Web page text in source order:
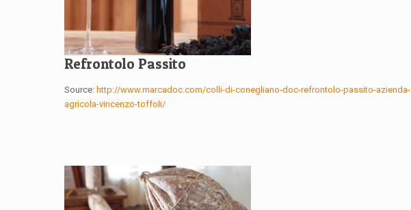
Refrontolo Passito
Source: http://www.marcadoc.com/colli-di-conegliano-doc-refrontolo-passito-azienda-
agricola-vincenzo-toffoli/